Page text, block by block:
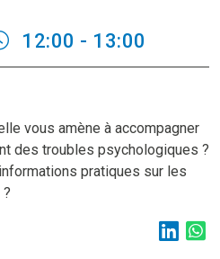
12:00 - 13:00
vous amène à accompagner
des troubles psychologiques ?
pratiques sur les